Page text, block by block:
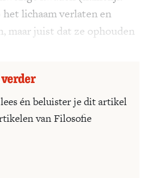
lichaam verlaten en
maar juist dat ze ophouden
én beluister je dit artikel
van Filosofie